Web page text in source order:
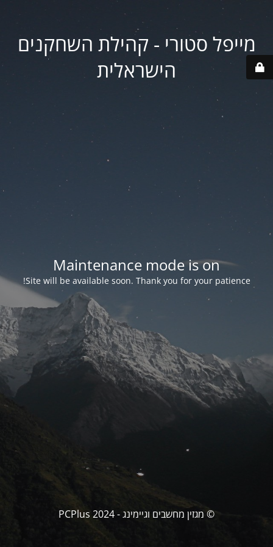
מייפל סטורי - קהילת השחקנים
הישראלית
Maintenance mode is on
Site will be available soon. Thank you for your patience!
© מגזין מחשבים וגיימינג - PCPlus 2024